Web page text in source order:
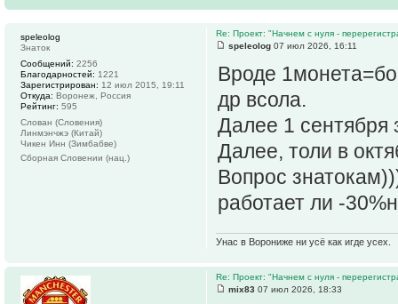
Re: Проект: "Начнем с нуля -
speleolog 07 июл 2026, 16:11
Вроде
др всола.
Далее 1 сентября
Далее, толи в
Вопрос
работает ли -
Унас в Ворониже ни усё как игде усех.
speleolog
Знаток
Сообщений: 2256
Благодарностей: 1221
Зарегистрирован: 12 июл 2015, 19:11
Откуда: Воронеж, Россия
Рейтинг: 595
Слован (Словения)
Линмэнчжэ (Китай)
Чикен Инн (Зимбабве)
Сборная Словении (нац.)
Re: Проект: "Начнем с нуля -
mix83 07 июл 2026, 18:33